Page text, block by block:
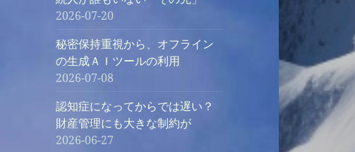
2026-07-20
秘密保持重視から、オフライン
の生成ＡＩツールの利用
2026-07-08
認知症になってからでは遅い？
財産管理にも大きな制約が
2026-06-27